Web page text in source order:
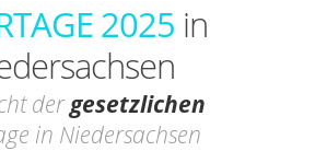
2025 in
dergesetzlichen
in Niedersachsen